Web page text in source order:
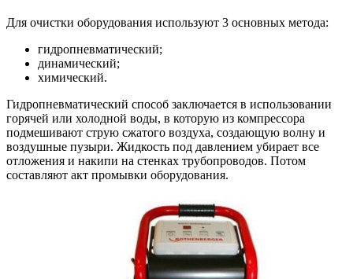
Для очистки оборудования используют 3 основных метода:
гидропневматический;
динамический;
химический.
Гидропневматический способ заключается в использовании
горячей или холодной воды, в которую из компрессора
подмешивают струю сжатого воздуха, создающую волну и
воздушные пузыри. Жидкость под давлением убирает все
отложения и накипи на стенках трубопроводов. Потом
составляют акт промывки оборудования.